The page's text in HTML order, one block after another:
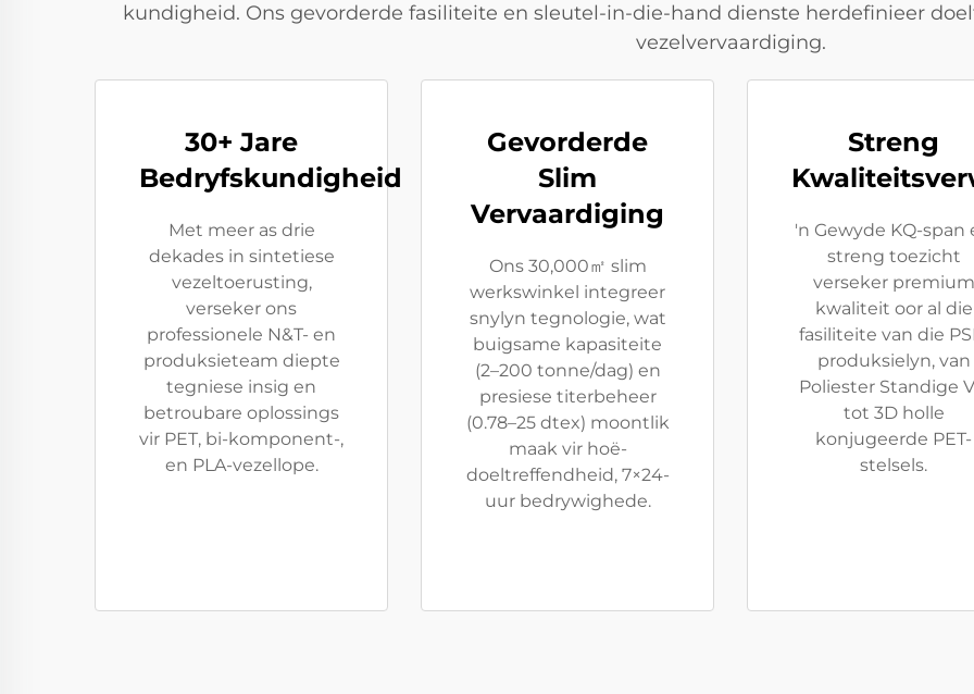
kundigheid. Ons gevorderde fasiliteite en sleutel-in-die-hand dienste herdefinieer
vezelvervaardiging.
30+ Jare
Bedryfskundigheid
Met meer as drie
dekades in sintetiese
vezeltoerusting,
verseker ons
professionele N&T- en
produksieteam diepte
tegniese insig en
betroubare oplossings
vir PET, bi-komponent-,
en PLA-vezellope.
Gevorderde
Slim
Vervaardiging
Ons 30,000㎡ slim
werkswinkel integreer
snylyn tegnologie, wat
buigsame kapasiteite
(2–200 tonne/dag) en
presiese titerbeheer
(0.78–25 dtex) moontlik
maak vir hoë-
doeltreffendheid, 7×24-
uur bedrywighede.
Streng
'n Gewyde KQ-span
streng toezicht
verseker premium
kwaliteit oor al die
fasiliteite van die
produksielyn, van
Poliester Standige
tot 3D holle
konjugeerde PET-
stelsels.